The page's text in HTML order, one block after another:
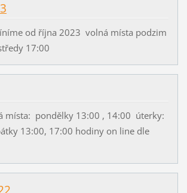
od října 2023 volná místa podzim
17:00
místa: pondělky 13:00 , 14:00 úterky:
13:00, 17:00 hodiny on line dle